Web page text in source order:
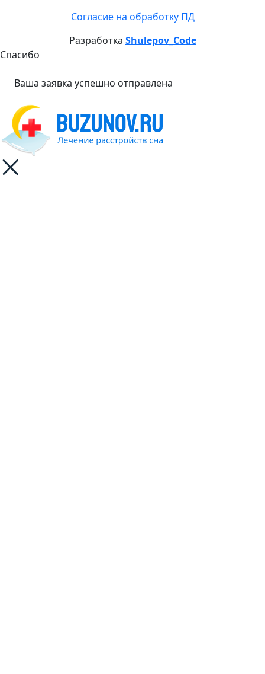
Согласие на обработку ПД
Разработка Shulepov_Code
Спасибо
Ваша заявка успешно отправлена